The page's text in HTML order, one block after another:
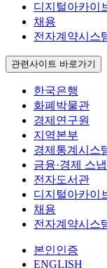
디지털아카이
채용
전자계약시스
관련사이트 바로가기
한국은행
화폐박물관
경제연구원
지역본부
경제통계시스
금융·경제 스
전자도서관
디지털아카이
채용
전자계약시스
본인인증
ENGLISH